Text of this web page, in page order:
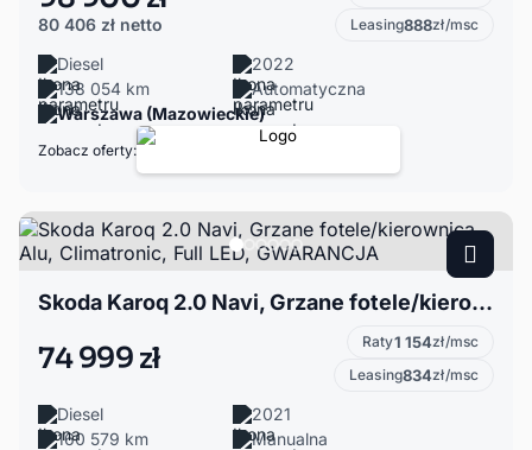
80 406 zł netto Leasing888zł/msc
Diesel
2022
138 054 km
Automatyczna
Warszawa (Mazowieckie)
Zobacz oferty:
Skoda Karoq 2.0 Navi, Grzane fotele/kierownica, Alu, Climatronic, Full LED, GWARANCJA
74 999 zł Raty1 154zł/msc
Leasing834zł/msc
Diesel
2021
160 579 km
Manualna